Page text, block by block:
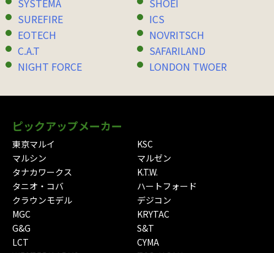
SYSTEMA
SHOEI
SUREFIRE
ICS
EOTECH
NOVRITSCH
C.A.T
SAFARILAND
NIGHT FORCE
LONDON TWOER
ピックアップメーカー
東京マルイ
KSC
マルシン
マルゼン
タナカワークス
K.T.W.
タニオ・コバ
ハートフォード
クラウンモデル
デジコン
MGC
KRYTAC
G&G
S&T
LCT
CYMA